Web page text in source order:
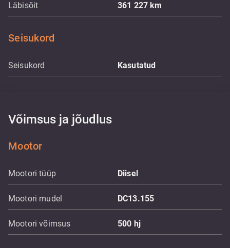
Läbisõit 361 227km
Seisukord
Seisukord Kasutatud
Võimsus ja jõudlus
Mootor
Mootori tüüp Diisel
Mootori mudel DC13.155
Mootori võimsus 500 hj